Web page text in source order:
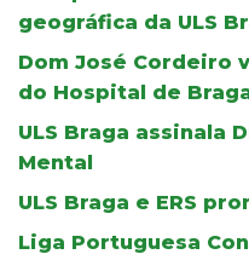
geográfica da ULS
Dom José Cordeiro
do Hospital de
ULS Braga assinala
Mental
ULS Braga e ERS
Liga Portuguesa